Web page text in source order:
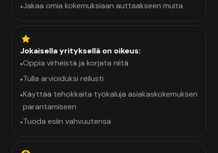
•Jakaa omia kokemuksiaan auttaakseen muita
Jokaisella yrityksellä on oikeus:
•Oppia virheistä ja korjata niitä
•Tulla arvioiduksi reilusti
•Käyttää tehokkaita työkaluja asiakaskokemuksen
parantamiseen
•Tuoda esiin vahvuutensa